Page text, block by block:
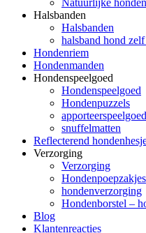
Halsbanden
Halsbanden
halsband hond
Hondenriem
Hondenmanden
Hondenspeelgoed
Hondenspeelgoed
Hondenpuzzels
apporteerspeelgoed
snuffelmatten
Reflecterend
Verzorging
Verzorging
Hondenpoepzakjes
hondenverzorging
Hondenborstel –
Blog
Klantenreacties